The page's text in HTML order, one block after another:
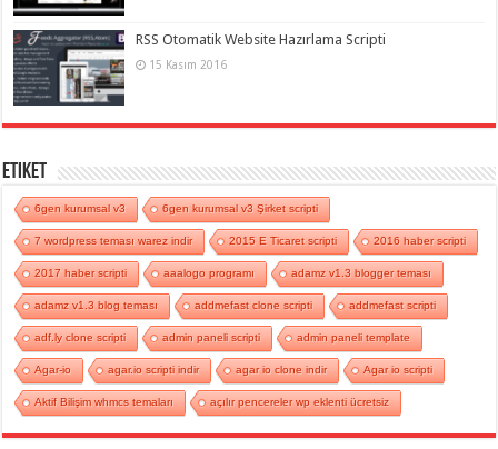
RSS Otomatik Website Hazırlama Scripti
15 Kasım 2016
Etiket
6gen kurumsal v3 6gen kurumsal v3 Şirket scripti
7 wordpress teması warez indir 2015 E Ticaret scripti 2016 haber scripti
2017 haber scripti aaalogo programı adamz v1.3 blogger teması
adamz v1.3 blog teması addmefast clone scripti addmefast scripti
adf.ly clone scripti admin paneli scripti admin paneli template
Agar-io agar.io scripti indir agar io clone indir Agar io scripti
Aktif Bilişim whmcs temaları açılır pencereler wp eklenti ücretsiz